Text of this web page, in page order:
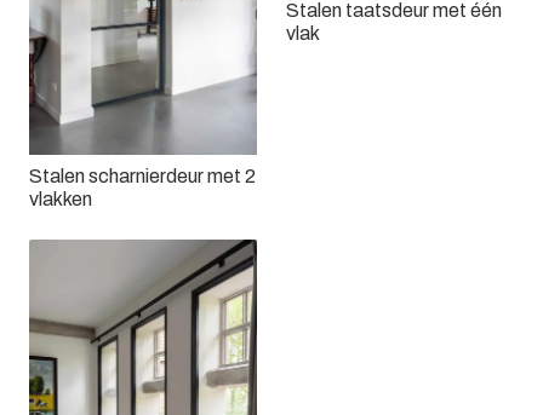
Stalen scharnierdeur met 2
vlakken
Stalen taatsdeur met één
vlak